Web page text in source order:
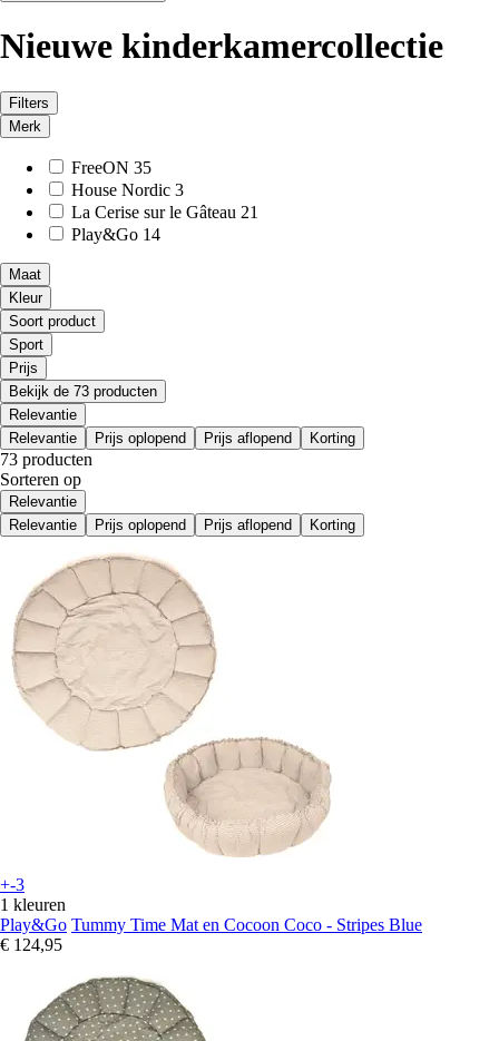
Nieuwe kinder­kamercollectie
Filters
Merk
FreeON 35
House Nordic 3
La Cerise sur le Gâteau 21
Play&Go 14
Maat
Kleur
Soort product
Sport
Prijs
Bekijk de 73 producten
Relevantie
Relevantie
Prijs oplopend Prijs aflopend Korting
73 producten
Sorteren op
Relevantie
Relevantie
Prijs oplopend Prijs aflopend Korting
+-3
1 kleuren
Play&Go Tummy Time Mat en Cocoon Coco - Stripes Blue
€ 124,95